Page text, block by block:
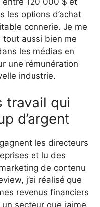
les options d’achat
connerie. Je me
tout aussi bien me
les médias en
une rémunération
industrie.
travail qui
d’argent
les directeurs
et lu des
de contenu
j’ai réalisé que
revenus financiers
secteur que j’aime.